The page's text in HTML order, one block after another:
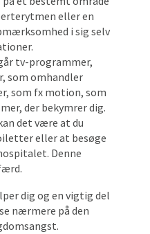
eller en
i sig selv
tv-programmer,
som omhandler
som fx motion, som
der bekymrer dig.
det være at du
eller at besøge
Denne
dig og en vigtig del
nærmere på den